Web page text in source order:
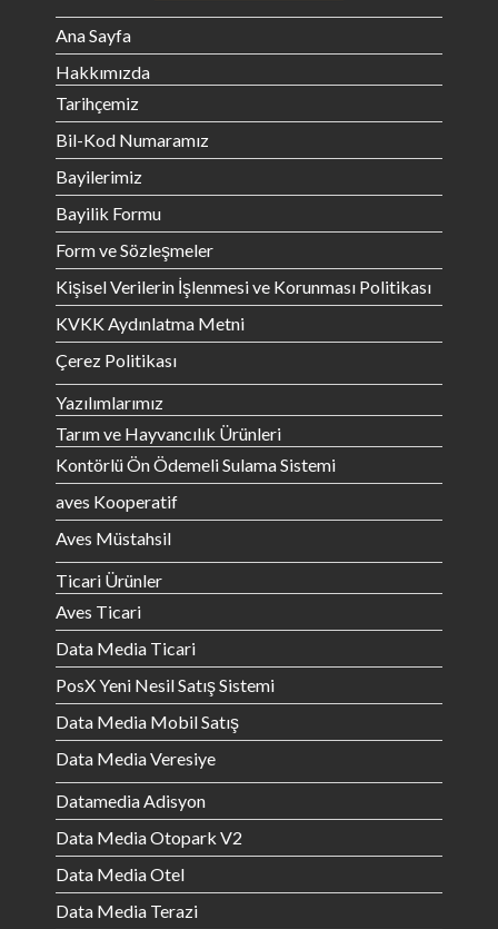
Ana Sayfa
Hakkımızda
Tarihçemiz
Bil-Kod Numaramız
Bayilerimiz
Bayilik Formu
Form ve Sözleşmeler
Kişisel Verilerin İşlenmesi ve Korunması Politikası
KVKK Aydınlatma Metni
Çerez Politikası
Yazılımlarımız
Tarım ve Hayvancılık Ürünleri
Kontörlü Ön Ödemeli Sulama Sistemi
aves Kooperatif
Aves Müstahsil
Ticari Ürünler
Aves Ticari
Data Media Ticari
PosX Yeni Nesil Satış Sistemi
Data Media Mobil Satış
Data Media Veresiye
Datamedia Adisyon
Data Media Otopark V2
Data Media Otel
Data Media Terazi